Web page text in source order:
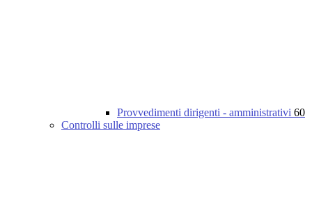
Provvedimenti dirigenti - amministrativi 60
Controlli sulle imprese